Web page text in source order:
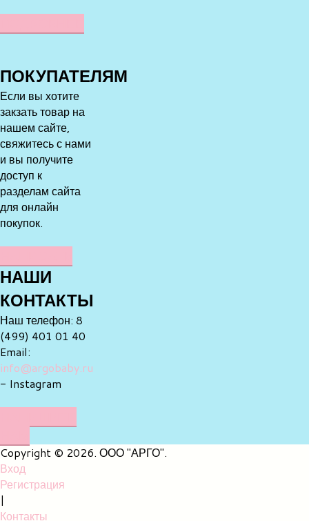
ПОКУПАТЕЛЯМ
Если вы хотите
закзать товар на
нашем сайте,
свяжитесь с нами
и вы получите
доступ к
разделам сайта
для онлайн
покупок.
НАШИ
КОНТАКТЫ
Наш телефон: 8
(499) 401 01 40
Email:
info@argobaby.ru
- Instagram
Copyright © 2026. ООО "АРГО".
Вход
Регистрация
|
Контакты